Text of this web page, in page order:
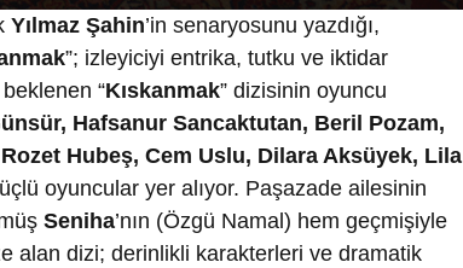
Yılmaz Şahin’in senaryosunu yazdığı,
”; izleyiciyi entrika, tutku ve iktidar
“Kıskanmak” dizisinin oyuncu
Hafsanur Sancaktutan, Beril Pozam,
Hubeş, Cem Uslu, Dilara Aksüyek, Lila
oyuncular yer alıyor. Paşazade ailesinin
Seniha’nın (Özgü Namal) hem geçmişiyle
alan dizi; derinlikli karakterleri ve dramatik